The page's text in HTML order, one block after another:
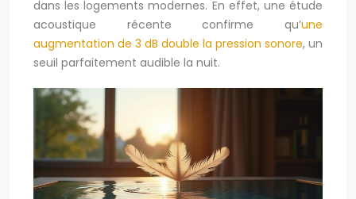
dans les logements modernes. En effet, une étude
acoustique récente confirme qu’une
augmentation de 3 dB double la pression sonore, un
seuil parfaitement audible la nuit.